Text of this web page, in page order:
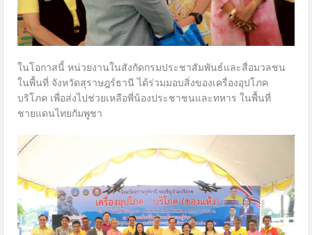
ในโอกาสนี้ หน่วยงานในสังกัดกรมประชาสัมพันธ์และสื่อมวลชน
ในพื้นที่ จังหวัดสุราษฎร์ธานี ได้ร่วมมอบสิ่งของเครื่องอุปโภค
บริโภค เพื่อส่งไปช่วยเหลือพี่น้องประชาชนและทหาร ในพื้นที่
ชายแดนไทยกัมพูชา